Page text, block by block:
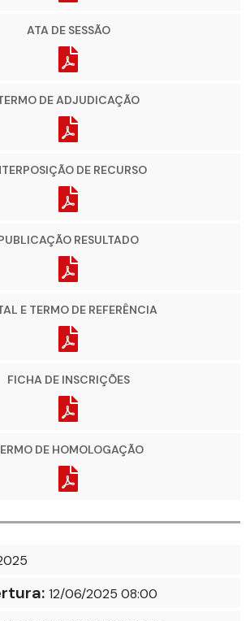
ATA DE SESSÃO
DE ADJUDICAÇÃO
DE RECURSO
RESULTADO
E TERMO DE REFERÊNCIA
FICHA DE INSCRIÇÕES
DE HOMOLOGAÇÃO
12/06/2025 08:00